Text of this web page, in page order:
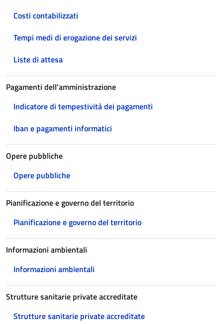
Costi contabilizzati
Tempi medi di erogazione dei servizi
Liste di attesa
Pagamenti dell’amministrazione
Indicatore di tempestività dei pagamenti
Iban e pagamenti informatici
Opere pubbliche
Opere pubbliche
Pianificazione e governo del territorio
Pianificazione e governo del territorio
Informazioni ambientali
Informazioni ambientali
Strutture sanitarie private accreditate
Strutture sanitarie private accreditate